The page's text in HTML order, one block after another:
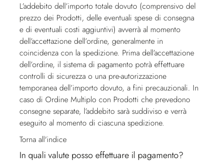
L’addebito dell’importo totale dovuto (comprensivo del
prezzo dei Prodotti, delle eventuali spese di consegna
e di eventuali costi aggiuntivi) avverrà al momento
dell’accettazione dell’ordine, generalmente in
coincidenza con la spedizione. Prima dell’accettazione
dell’ordine, il sistema di pagamento potrà effettuare
controlli di sicurezza o una pre-autorizzazione
temporanea dell’importo dovuto, a fini precauzionali. In
caso di Ordine Multiplo con Prodotti che prevedono
consegne separate, l’addebito sarà suddiviso e verrà
eseguito al momento di ciascuna spedizione.
Torna all'indice
In quali valute posso effettuare il pagamento?